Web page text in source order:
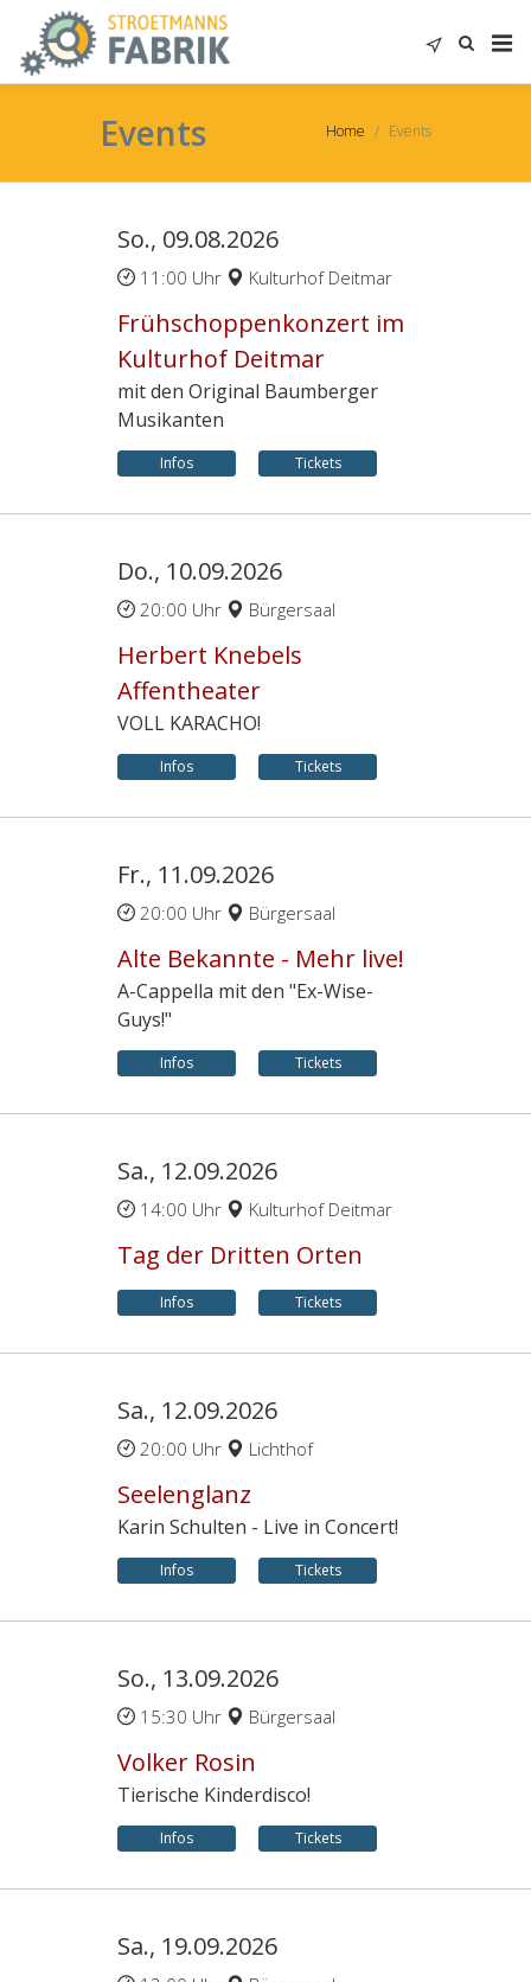
Events Home Events
So., 09.08.2026
11:00 Uhr Kulturhof Deitmar
Frühschoppenkonzert im
Kulturhof Deitmar
mit den Original Baumberger
Musikanten
Infos Tickets
Do., 10.09.2026
20:00 Uhr Bürgersaal
Herbert Knebels
Affentheater
VOLL KARACHO!
Infos Tickets
Fr., 11.09.2026
20:00 Uhr Bürgersaal
Alte Bekannte - Mehr live!
A-Cappella mit den "Ex-Wise-
Guys!"
Infos Tickets
Sa., 12.09.2026
14:00 Uhr Kulturhof Deitmar
Tag der Dritten Orten
Infos Tickets
Sa., 12.09.2026
20:00 Uhr Lichthof
Seelenglanz
Karin Schulten - Live in Concert!
Infos Tickets
So., 13.09.2026
15:30 Uhr Bürgersaal
Volker Rosin
Tierische Kinderdisco!
Infos Tickets
Sa., 19.09.2026